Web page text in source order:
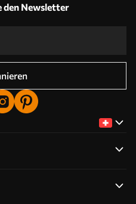
den Newsletter